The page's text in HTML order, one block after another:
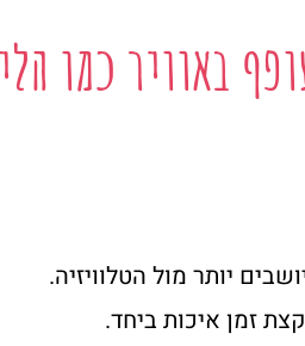
באוויר כמו
יותר מול הטלוויזיה.
זמן איכות ביחד.